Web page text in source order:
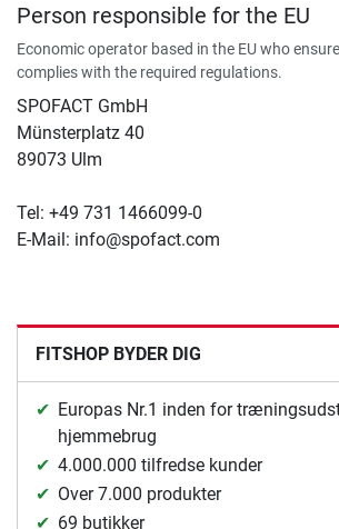
Person responsible for the EU
Economic operator based in the EU who
complies with the required regulations.
SPOFACT GmbH
Münsterplatz 40
89073 Ulm
Tel: +49 731 1466099-0
E-Mail: info@spofact.com
FITSHOP BYDER DIG
Europas Nr.1 inden for
hjemmebrug
4.000.000 tilfredse kunder
Over 7.000 produkter
69 butikker